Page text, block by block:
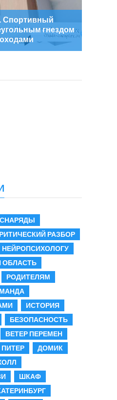
Спортивный
гнездом
СНАРЯДЫ
РАЗБОР
НЕЙРОПСИХОЛОГУ
ОБЛАСТЬ
РОДИТЕЛЯМ
ИСТОРИЯ
БЕЗОПАСНОСТЬ
ВЕТЕР ПЕРЕМЕН
ПИТЕР
ДОМИК
ШКАФ